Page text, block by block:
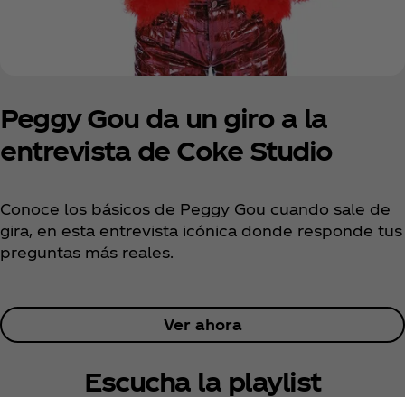
Peggy Gou da un giro a la
entrevista de Coke Studio
Conoce los básicos de Peggy Gou cuando sale de
gira, en esta entrevista icónica donde responde tus
preguntas más reales.
Ver ahora
Escucha la playlist